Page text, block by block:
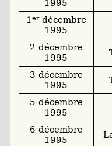
1995
1 erdécembre
1995
2 décembre
1995
3 décembre
1995
5 décembre
1995
6 décembre
1995